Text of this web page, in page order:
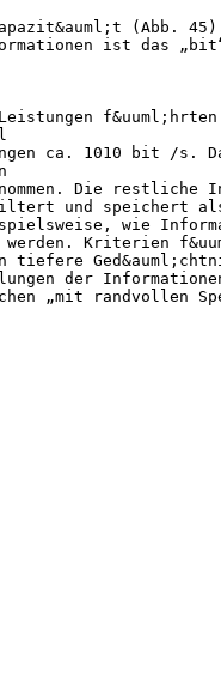
(Abb.
ist das
ca. 1010 bit /s.
Die restliche
filtert und speichert
wie
Kriterien
tiefere
der
„mit randvollen